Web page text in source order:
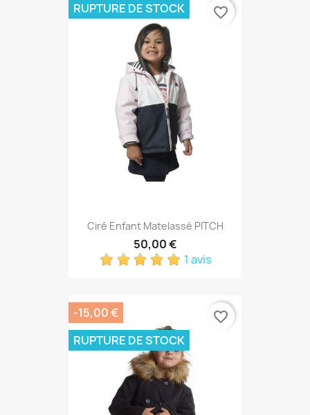
Ciré Enfant Matelassé PITCH
50,00 €
1 avis
RUPTURE DE STOCK favorite_border
-15,00 €
RUPTURE DE STOCK
favorite_border